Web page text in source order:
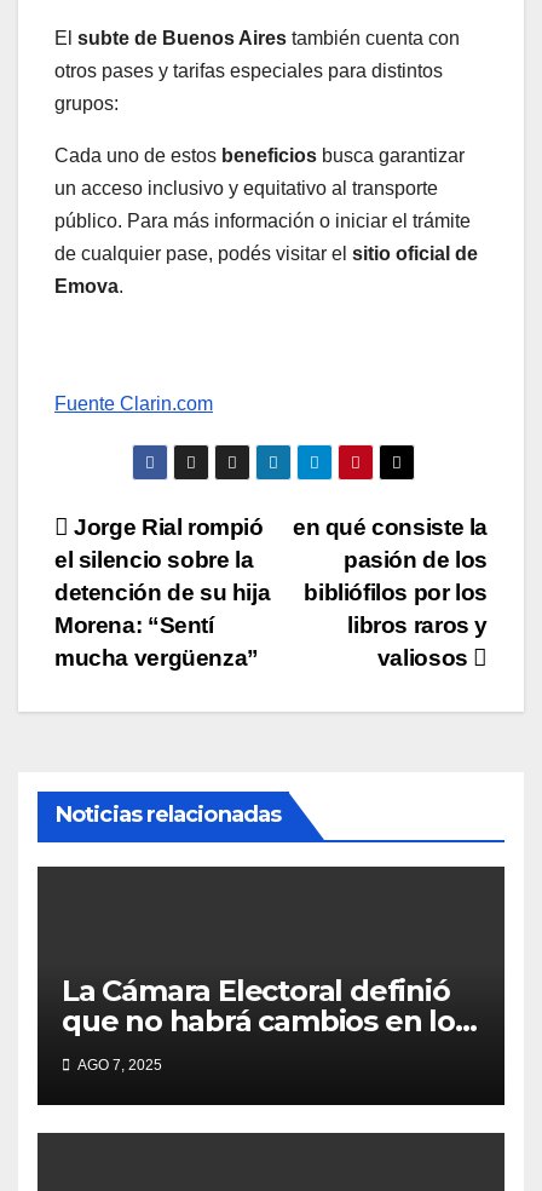
El subte de Buenos Aires también cuenta con
otros pases y tarifas especiales para distintos
grupos:
Cada uno de estos beneficios busca garantizar
un acceso inclusivo y equitativo al transporte
público. Para más información o iniciar el trámite
de cualquier pase, podés visitar el sitio oficial de
Emova.
Fuente Clarin.com
Navegación
de
entradas
en qué consiste la
pasión de los
bibliófilos por los
libros raros y
valiosos
Jorge Rial rompió
el silencio sobre la
detención de su hija
Morena: “Sentí
mucha vergüenza”
Noticias relacionadas
La Cámara Electoral definió
que no habrá cambios en los
lugares de votación en La
Matanza
AGO 7, 2025